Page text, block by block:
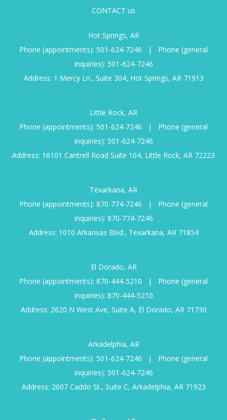
CONTACT us
Hot Springs, AR
Phone (appointments): 501-624-7246 |
Phone (general
inquiries): 501-624-7246
Address: 1 Mercy Ln., Suite 304, Hot Springs, AR 71913
Little Rock, AR
Phone (appointments): 501-624-7246 |
Phone (general
inquiries): 501-624-7246
Address: 16101 Cantrell Road Suite 104, Little Rock, AR 72223
Texarkana, AR
Phone (appointments): 870-774-7246 |
Phone (general
inquiries): 870-774-7246
Address: 1010 Arkansas Blvd., Texarkana, AR 71854
El Dorado, AR
Phone (appointments): 870-444-5210 |
Phone (general
inquiries): 870-444-5210
Address: 2620 N West Ave, Suite A, El Dorado, AR 71730
Arkadelphia, AR
Phone (appointments): 501-624-7246 |
Phone (general
inquiries): 501-624-7246
Address: 2607 Caddo St., Suite C, Arkadelphia, AR 71923